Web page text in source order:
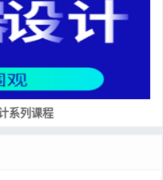
系列课程